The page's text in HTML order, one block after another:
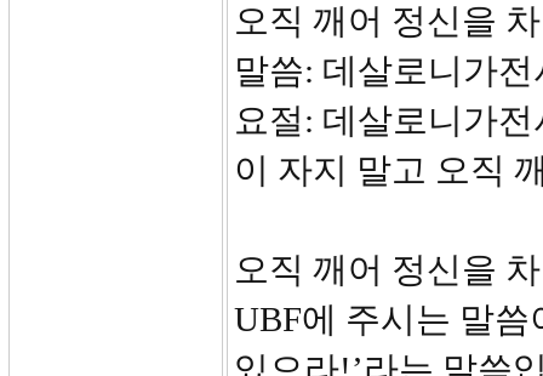
오직 깨어 정신을
말씀: 데살로니가전
요절: 데살로니가
이 자지 말고 오직
오직 깨어 정신을
UBF에 주시는 말